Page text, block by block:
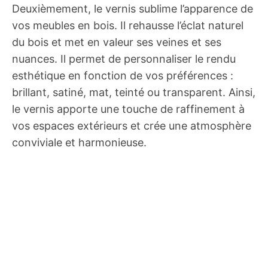
Deuxièmement, le vernis sublime l’apparence de
vos meubles en bois. Il rehausse l’éclat naturel
du bois et met en valeur ses veines et ses
nuances. Il permet de personnaliser le rendu
esthétique en fonction de vos préférences :
brillant, satiné, mat, teinté ou transparent. Ainsi,
le vernis apporte une touche de raffinement à
vos espaces extérieurs et crée une atmosphère
conviviale et harmonieuse.